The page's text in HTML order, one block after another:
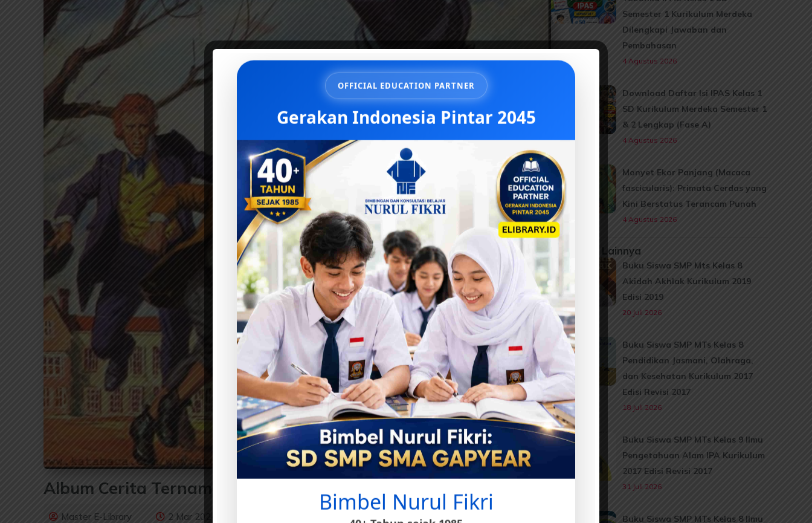
Album Cerita Ternama: Oliver Twist (Charles Dickens)
Master E-Library 2 Mar 2024
Semester 1 Kurikulum Merdeka
Dilengkapi Jawaban dan
Pembahasan
4 Agustus 2026
Download Daftar Isi IPAS Kelas 1
SD Kurikulum Merdeka Semester 1
& 2 Lengkap (Fase A)
4 Agustus 2026
Monyet Ekor Panjang (Macaca
fascicularis): Primata Cerdas yang
Kini Berstatus Terancam Punah
4 Agustus 2026
Informasi Lainnya
Buku Siswa SMP Mts Kelas 8
Akidah Akhlak Kurikulum 2019
Edisi 2019
20 Juli 2026
Buku Siswa SMP MTs Kelas 8
Pendidikan Jasmani, Olahraga,
dan Kesehatan Kurikulum 2017
Edisi Revisi 2017
18 Juli 2026
Buku Siswa SMP MTs Kelas 9 Ilmu
Pengetahuan Alam IPA Kurikulum
2017 Edisi Revisi 2017
31 Juli 2026
Buku Siswa SMP MTs Kelas 8 Ilmu
OFFICIAL EDUCATION PARTNER
Gerakan Indonesia Pintar 2045
Bimbel Nurul Fikri
40+ Tahun sejak 1985